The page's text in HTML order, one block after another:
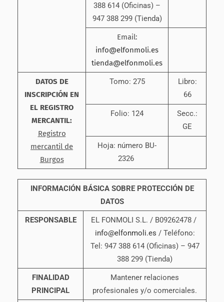
388 614 (Oficinas) –
947 388 299 (Tienda)
Email:
info@elfonmoli.es
tienda@elfonmoli.es
DATOS DE
INSCRIPCIÓN EN
EL REGISTRO
MERCANTIL:
Registro
mercantil de
Burgos
Tomo: 275
Libro:
66
Folio: 124
Secc.:
GE
Hoja: número BU-
2326
INFORMACIÓN BÁSICA SOBRE PROTECCIÓN DE
DATOS
RESPONSABLE
EL FONMOLI S.L. / B09262478 /
info@elfonmoli.es / Teléfono:
Tel: 947 388 614 (Oficinas) – 947
388 299 (Tienda)
FINALIDAD
PRINCIPAL
Mantener relaciones
profesionales y/o comerciales.